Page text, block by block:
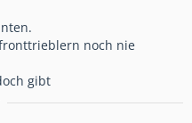
noch nie
gibt
O.K